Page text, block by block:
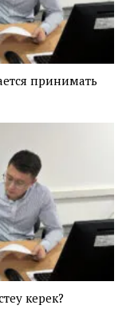
принимать
керек?